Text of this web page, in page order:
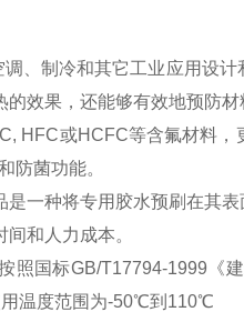
、制冷和其它工业应用设
效果，还能够有效地预防
HFC或HCFC等含氟材料
防菌功能。
一种将专用胶水预刷在其
和人力成本。
照国标GB/T17794-1999《
用温度范围为-50℃到110℃